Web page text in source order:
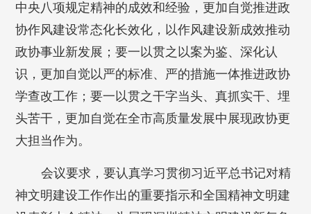
中央八项规定精神的成效和经验，更加自觉推进政
协作风建设常态化长效化，以作风建设新成效推动
政协事业新发展；要一以贯之以案为鉴、深化认
识，更加自觉以严的标准、严的措施一体推进政协
学查改工作；要一以贯之干字当头、真抓实干、埋
头苦干，更加自觉在全市高质量发展中展现政协更
大担当作为。
会议要求，要认真学习贯彻习近平总书记对精
神文明建设工作作出的重要指示和全国精神文明建